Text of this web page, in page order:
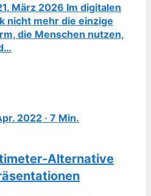
März 2026 Im digitalen
nicht mehr die einzige
die Menschen nutzen,
2022 · 7 Min.
Alternative